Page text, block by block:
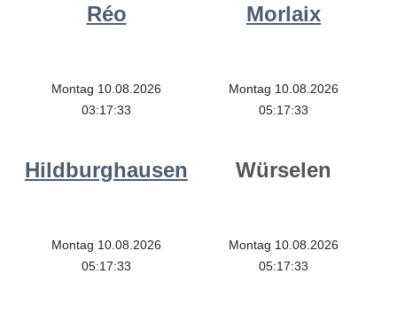
Réo
Montag 10.08.2026
03:17:33
Morlaix
Montag 10.08.2026
05:17:33
Hildburghausen
Montag 10.08.2026
05:17:33
Würselen
Montag 10.08.2026
05:17:33